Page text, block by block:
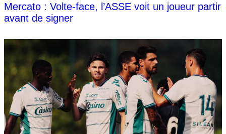
Mercato : Volte-face, l’ASSE voit un joueur partir
avant de signer